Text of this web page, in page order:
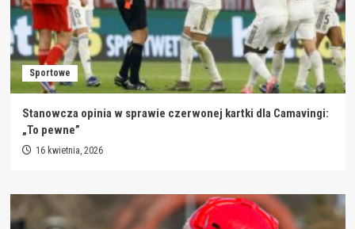
Sportowe
Stanowcza opinia w sprawie czerwonej kartki dla Camavingi:
„To pewne”
16 kwietnia, 2026